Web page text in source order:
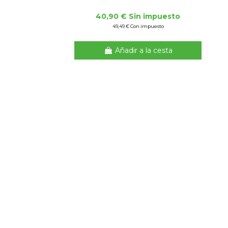
40,90 € Sin impuesto
49,49 € Con impuesto
Añadir a la cesta